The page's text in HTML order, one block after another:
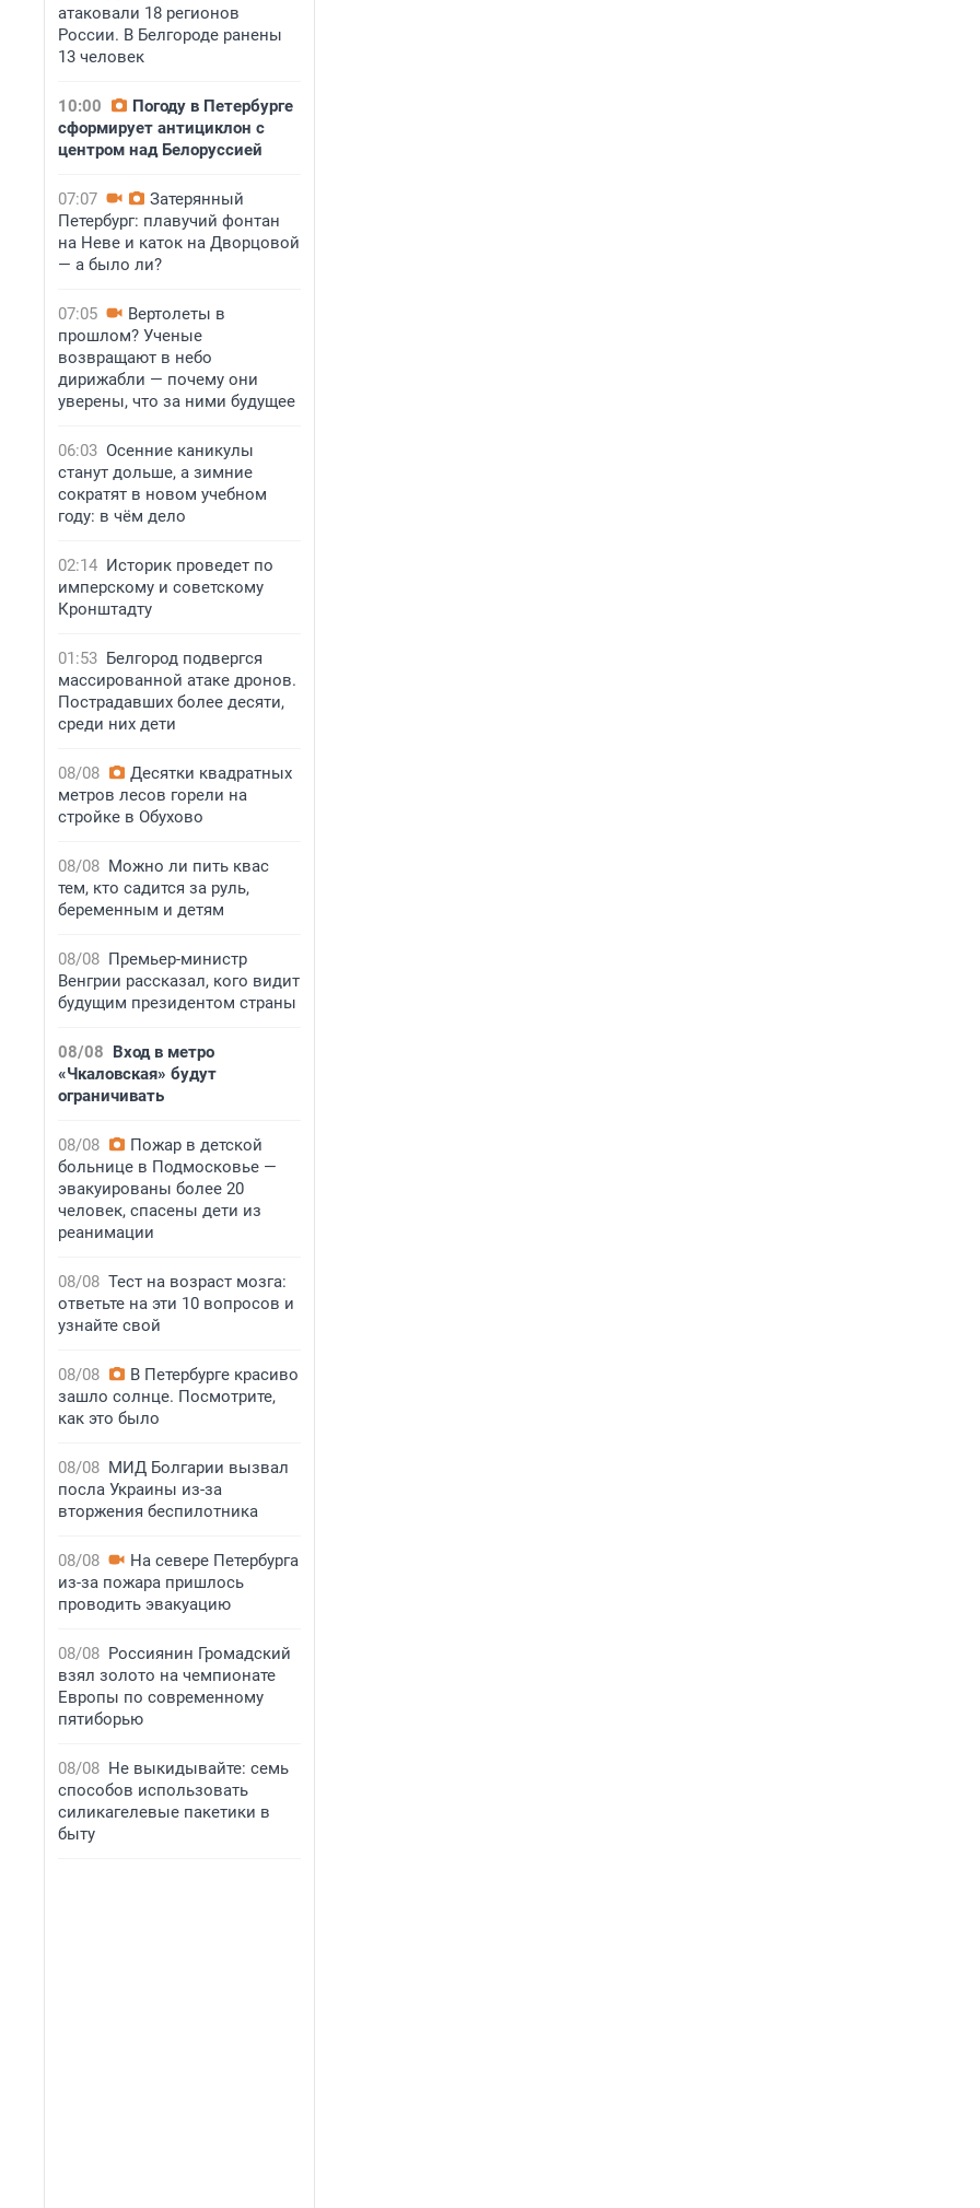
атаковали 18 регионов
России. В Белгороде ранены
13 человек
10:00
Погоду в Петербурге
сформирует антициклон с
центром над Белоруссией
07:07
Затерянный
Петербург: плавучий фонтан
на Неве и каток на Дворцовой
— а было ли?
07:05
Вертолеты в
прошлом? Ученые
возвращают в небо
дирижабли — почему они
уверены, что за ними будущее
06:03 Осенние каникулы
станут дольше, а зимние
сократят в новом учебном
году: в чём дело
02:14 Историк проведет по
имперскому и советскому
Кронштадту
01:53 Белгород подвергся
массированной атаке дронов.
Пострадавших более десяти,
среди них дети
08/08
Десятки квадратных
метров лесов горели на
стройке в Обухово
08/08 Можно ли пить квас
тем, кто садится за руль,
беременным и детям
08/08 Премьер-министр
Венгрии рассказал, кого видит
будущим президентом страны
08/08 Вход в метро
«Чкаловская» будут
ограничивать
08/08
Пожар в детской
больнице в Подмосковье —
эвакуированы более 20
человек, спасены дети из
реанимации
08/08 Тест на возраст мозга:
ответьте на эти 10 вопросов и
узнайте свой
08/08
В Петербурге красиво
зашло солнце. Посмотрите,
как это было
08/08 МИД Болгарии вызвал
посла Украины из-за
вторжения беспилотника
08/08
На севере Петербурга
из-за пожара пришлось
проводить эвакуацию
08/08 Россиянин Громадский
взял золото на чемпионате
Европы по современному
пятиборью
08/08 Не выкидывайте: семь
способов использовать
силикагелевые пакетики в
быту